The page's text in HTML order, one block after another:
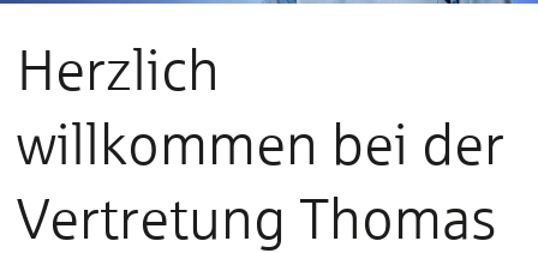
Herzlich
willkommen bei der
Vertretung Thomas